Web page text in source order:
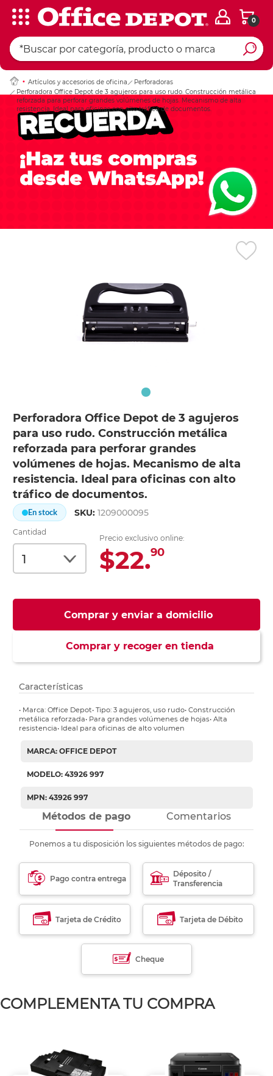
0
Artículos y accesorios de oficina
Perforadoras
Perforadora Office Depot de 3 agujeros para uso rudo. Construcción metálica
reforzada para perforar grandes volúmenes de hojas. Mecanismo de alta
resistencia. Ideal para oficinas con alto tráfico de documentos.
Perforadora Office Depot de 3 agujeros
para uso rudo. Construcción metálica
reforzada para perforar grandes
volúmenes de hojas. Mecanismo de alta
resistencia. Ideal para oficinas con alto
tráfico de documentos.
En stock SKU:1209000095
Cantidad
Precio exclusivo online:
$22.90
Comprar y enviar a domicilio
Comprar y recoger en tienda
Ingresar Codigo
Características
• Marca: Office Depot• Tipo: 3 agujeros, uso rudo• Construcción
metálica reforzada• Para grandes volúmenes de hojas• Alta
resistencia• Ideal para oficinas de alto volumen
MARCA: OFFICE DEPOT
MODELO: 43926 997
MPN: 43926 997
Métodos de pago Comentarios
Ponemos a tu disposición los siguientes métodos de pago:
Pago contra entrega
Déposito /
Transferencia
Tarjeta de Crédito Tarjeta de Débito
Cheque
COMPLEMENTA TU COMPRA